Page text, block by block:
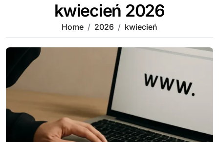
kwiecień 2026
Home 2026 kwiecień